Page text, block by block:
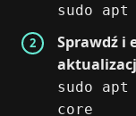
sudo apt
Sprawdź i
sudo
core